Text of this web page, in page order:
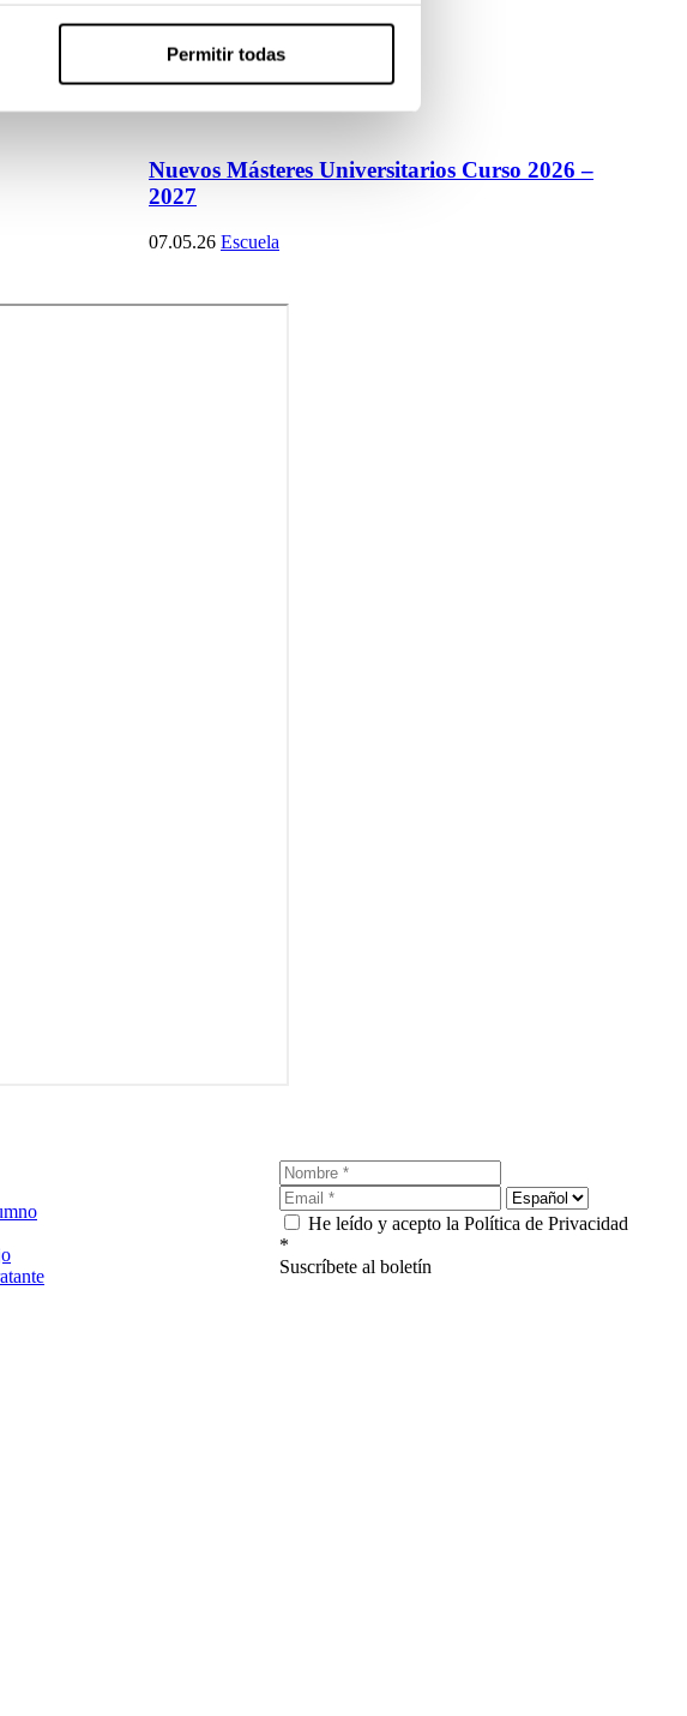
Permitir todas
Nuevos Másteres Universitarios Curso 2026 –
2027
07.05.26 Escuela
He leído y acepto la Política de Privacidad
*
Suscríbete al boletín